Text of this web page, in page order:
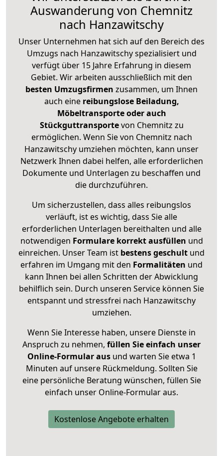
Auswanderung von Chemnitz
nach Hanzawitschy
Unser Unternehmen hat sich auf den Bereich des
Umzugs nach Hanzawitschy spezialisiert und
verfügt über 15 Jahre Erfahrung in diesem
Gebiet. Wir arbeiten ausschließlich mit den
besten Umzugsfirmen zusammen, um Ihnen
auch eine reibungslose Beiladung,
Möbeltransporte oder auch
Stückguttransportevon Chemnitz zu
ermöglichen. Wenn Sie von Chemnitz nach
Hanzawitschy umziehen möchten, kann unser
Netzwerk Ihnen dabei helfen, alle erforderlichen
Dokumente und Unterlagen zu beschaffen und
die durchzuführen.
Um sicherzustellen, dass alles reibungslos
verläuft, ist es wichtig, dass Sie alle
erforderlichen Unterlagen bereithalten und alle
notwendigen Formulare korrekt ausfüllen und
einreichen. Unser Team ist bestens geschult und
erfahren im Umgang mit den Formalitäten und
kann Ihnen bei allen Schritten der Abwicklung
behilflich sein. Durch unseren Service können Sie
entspannt und stressfrei nach Hanzawitschy
umziehen.
Wenn Sie Interesse haben, unsere Dienste in
Anspruch zu nehmen, füllen Sie einfach unser
Online-Formular ausund warten Sie etwa 1
Minuten auf unsere Rückmeldung. Sollten Sie
eine persönliche Beratung wünschen, füllen Sie
einfach unser Online-Formular aus.
Kostenlose Angebote erhalten